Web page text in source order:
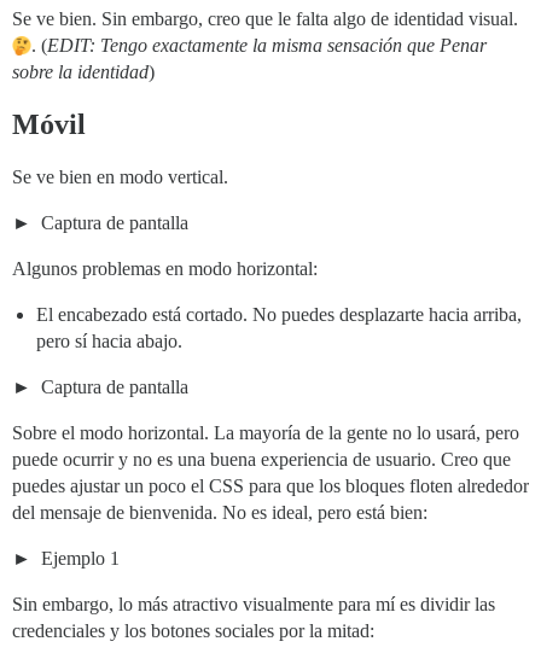
Se ve bien. Sin embargo, creo que le falta algo de identidad visual.
. (EDIT: Tengo exactamente la misma sensación que Penar
sobre la identidad)
Móvil
Se ve bien en modo vertical.
Captura de pantalla
Algunos problemas en modo horizontal:
El encabezado está cortado. No puedes desplazarte hacia arriba,
pero sí hacia abajo.
Captura de pantalla
Sobre el modo horizontal. La mayoría de la gente no lo usará, pero
puede ocurrir y no es una buena experiencia de usuario. Creo que
puedes ajustar un poco el CSS para que los bloques floten alrededor
del mensaje de bienvenida. No es ideal, pero está bien:
Ejemplo 1
Sin embargo, lo más atractivo visualmente para mí es dividir las
credenciales y los botones sociales por la mitad: